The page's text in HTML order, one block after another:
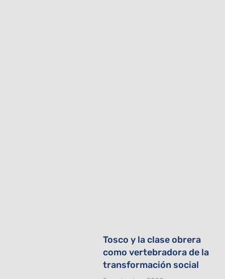
Tosco y la clase obrera
como vertebradora de la
transformación social